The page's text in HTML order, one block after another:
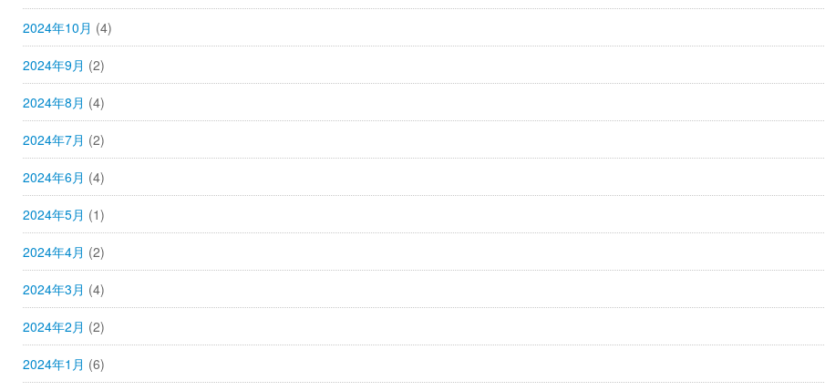
2024年10月 (4)
2024年9月 (2)
2024年8月 (4)
2024年7月 (2)
2024年6月 (4)
2024年5月 (1)
2024年4月 (2)
2024年3月 (4)
2024年2月 (2)
2024年1月 (6)